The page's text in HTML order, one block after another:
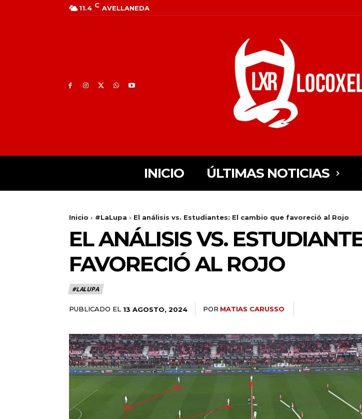
11.4 C AVELLANEDA
INICIO ÚLTIMAS NOTICIAS
Inicio #LaLupa El análisis vs. Estudiantes: El cambio que favoreció al Rojo
EL ANÁLISIS VS.
FAVORECIÓ AL ROJO
#LALUPA
PUBLICADO EL 13 AGOSTO, 2024 POR MATIAS CARUSSO